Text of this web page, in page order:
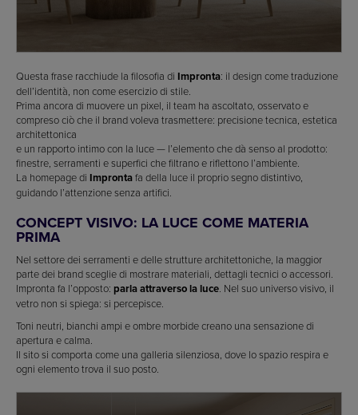
Questa frase racchiude la filosofia di Impronta: il design come traduzione
dell’identità, non come esercizio di stile.
Prima ancora di muovere un pixel, il team ha ascoltato, osservato e
compreso ciò che il brand voleva trasmettere: precisione tecnica, estetica
architettonica
e un rapporto intimo con la luce — l’elemento che dà senso al prodotto:
finestre, serramenti e superfici che filtrano e riflettono l’ambiente.
La homepage di Improntafa della luce il proprio segno distintivo,
guidando l’attenzione senza artifici.
CONCEPT VISIVO: LA LUCE COME MATERIA
PRIMA
Nel settore dei serramenti e delle strutture architettoniche, la maggior
parte dei brand sceglie di mostrare materiali, dettagli tecnici o accessori.
Impronta fa l’opposto: parla attraverso la luce. Nel suo universo visivo, il
vetro non si spiega: si percepisce.
Toni neutri, bianchi ampi e ombre morbide creano una sensazione di
apertura e calma.
Il sito si comporta come una galleria silenziosa, dove lo spazio respira e
ogni elemento trova il suo posto.